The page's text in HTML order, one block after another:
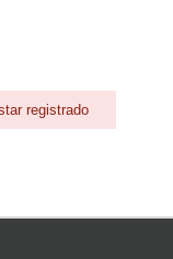
registrado